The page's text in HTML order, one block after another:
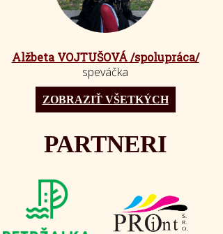
Alžbeta VOJTUŠOVÁ /spolupráca/
speváčka
ZOBRAZIŤ VŠETKÝCH
PARTNERI